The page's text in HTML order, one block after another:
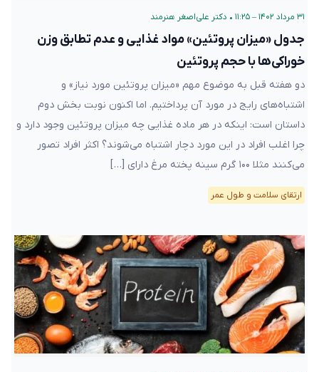
۳۱ مرداد ۱۴۰۲ – ۱۱:۲۵ • دکتر علی‌اصغر هنرمند
جدول «میزان پروتئین» مواد غذایی و عدم تطابق وزن
خوراکی‌ها با حجم پروتئین
دو هفته قبل به موضوع مهم «میزان پروتئین مورد نیاز» و
اشتباه‌های رایج در مورد آن پرداختیم. اما اکنون نوبت بخش دوم
داستان است: اینکه در هر ماده غذایی چه میزان پروتئین وجود دارد و
چرا اغلب افراد در این مورد دچار اشتباه می‌شوند؟ اکثر افراد تصور
می‌کنند مثلا ۱۰۰ گرم سینه پخته مرغ دارای […]
ارتقای سلامت و طول عمر